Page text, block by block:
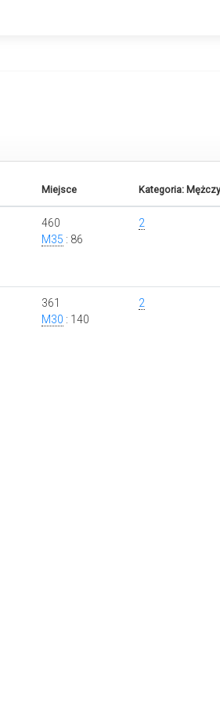
Miejsce Kategoria:
460
M35 : 86
2
361
M30 : 140
2